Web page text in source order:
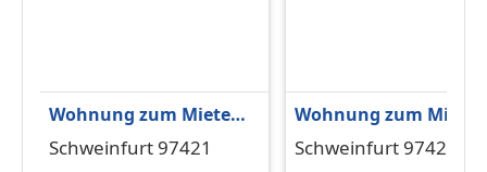
Wohnung zum Mieten
in Schweinfurt 590 € 50
Schweinfurt 97421
Wohnung zum Mieten
in Schweinfurt 760 €
Schweinfurt 97422